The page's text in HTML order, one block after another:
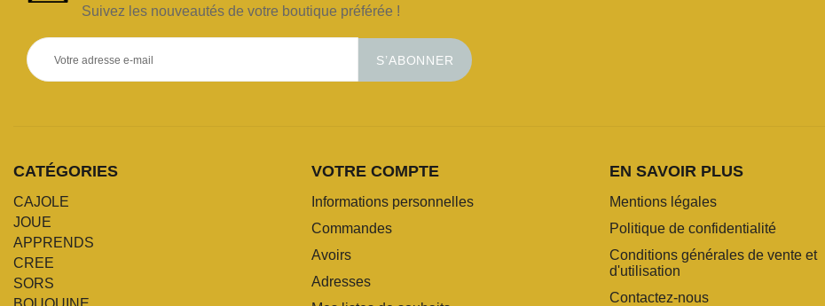
Suivez les nouveautés de votre boutique préférée !
S’ABONNER
CATÉGORIES
CAJOLE
JOUE
APPRENDS
CREE
SORS
VOTRE COMPTE
Informations personnelles
Commandes
Avoirs
Adresses
EN SAVOIR PLUS
Mentions légales
Politique de confidentialité
Conditions générales de vente et
d'utilisation
Contactez-nous